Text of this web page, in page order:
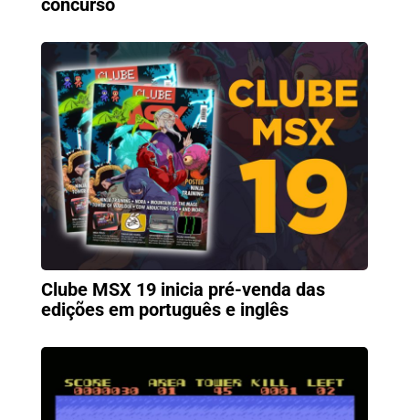
concurso
Clube MSX 19 inicia pré-venda das
edições em português e inglês